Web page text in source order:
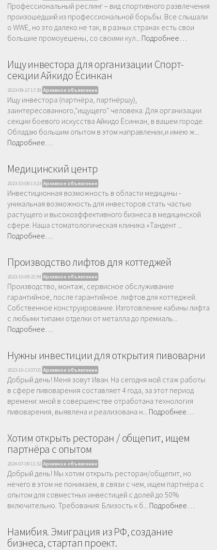
Профессиональный реслинг – вид спортивного развлечения
произошедший из профессиональной борьбы. Все слышали
о WWE, но это далеко не так, в разных странах есть свои
большие промоуешены, со своими кул... Подробнее…
Ищу инвестора для организации Спорт-
секции Айкидо Ёсинкан
2023-09-27 17:39 Архивное объявление
Ищу инвестора (партнёра, партнёршу),
заинтересованного,"ищущего" человека. Для организации
секции боевого искусcтва Айкидо Ёсинкан, в вашем городе.
Обладаю большим опытом в этом направлении,и имею ж...
Подробнее…
Медицинский центр
2023-10-09 13:23 Архивное объявление
Инвестиционная возможность в области медицины -
уникальная возможность для инвесторов стать частью
растущего и высокоэффективного бизнеса в медицинской
сфере. Наша стоматологическая клиника «Тандент ...
Подробнее…
Производство лифтов для коттеджей
2023-10-09 21:54 Архивное объявление
Производство, монтаж, сервисное обслуживание
гарантийное, после гарантийное. лифтов для коттеджей.
Собственное конструирование. Изготовление кабины лифта
с любыми типами отделки от металла до премиаль...
Подробнее…
Нужны инвестиции для открытия пивоварни
2023-10-13 07:01 Архивное объявление
Добрый день! Меня зовут Иван. На сегодня мой стаж работы
в сфере пивоварения составляет 4 года, за этот период
времени: мной в совершенстве отработана технология
пивоварения, выявлена и реализована н... Подробнее…
Хотим открыть ресторан / общепит, ищем
партнёра с опытом
2024-07-09 11:32 Архивное объявление
Добрый день! Мы хотим открыть ресторан/общепит, но
нечего в этом не понимаем, в связи с чем, ищем партнёра с
опытом для совместных инвестицей с долей до 50%
включительно. Требования: Близость к б... Подробнее…
Намибия. Эмиграция из РФ, создание
бизнеса, стартап проект.